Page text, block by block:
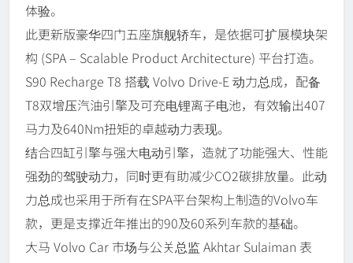
体验。
此更新版豪华四门五座旗舰轿车，是依据可扩展模块架
构 (SPA – Scalable Product Architecture) 平台打造。
S90 Recharge T8 搭载 Volvo Drive-E 动力总成，配备
T8双增压汽油引擎及可充电锂离子电池，有效输出407
马力及640Nm扭矩的卓越动力表现。
结合四缸引擎与强大电动引擎，造就了功能强大、性能
强劲的驾驶动力，同时更有助减少CO2碳排放量。此动
力总成也采用于所有在SPA平台架构上制造的Volvo车
款，更是支撑近年推出的90及60系列车款的基础。
大马 Volvo Car 市场与公关总监 Akhtar Sulaiman 表